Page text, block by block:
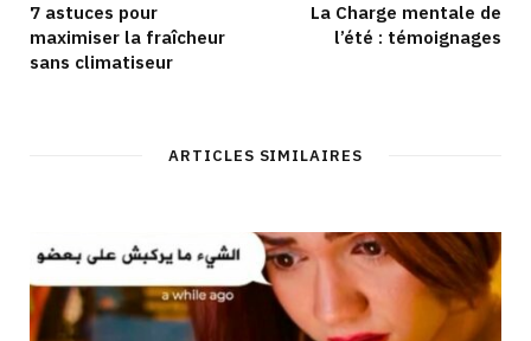
7 astuces pour
maximiser la fraîcheur
sans climatiseur
La Charge mentale de
l’été : témoignages
ARTICLES SIMILAIRES